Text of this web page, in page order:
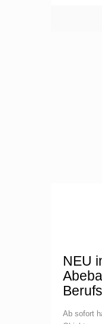
NEU
Ab sofort